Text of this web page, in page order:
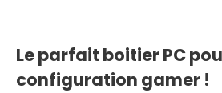
Le parfait boitier PC
configuration gamer !